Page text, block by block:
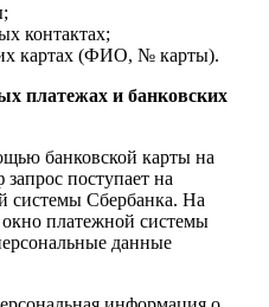
контактах;
картах (ФИО, № карты).
платежах и банковских
банковской карты на
поступает на
системы Сбербанка. На
окно платежной системы
данные